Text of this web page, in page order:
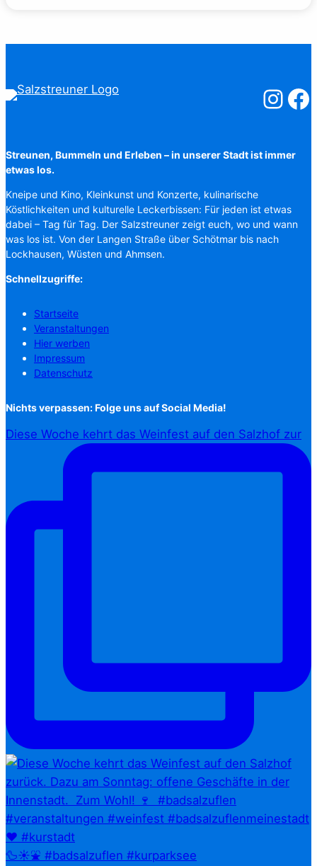
Streunen, Bummeln und Erleben – in unserer Stadt ist immer
etwas los.
Kneipe und Kino, Kleinkunst und Konzerte, kulinarische
Köstlichkeiten und kulturelle Leckerbissen: Für jeden ist etwas
dabei – Tag für Tag. Der Salzstreuner zeigt euch, wo und wann
was los ist. Von der Langen Straße über Schötmar bis nach
Lockhausen, Wüsten und Ahmsen.
Schnellzugriffe:
Startseite
Veranstaltungen
Hier werben
Impressum
Datenschutz
Nichts verpassen: Folge uns auf Social Media!
Diese Woche kehrt das Weinfest auf den Salzhof zur
🦆☀️⛲ #badsalzuflen #kurparksee